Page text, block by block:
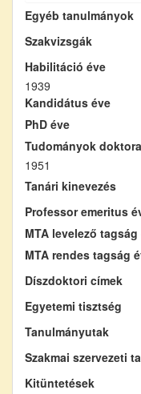
Egyéb tanulmányok
Szakvizsgák
Habilitáció éve
1939
Kandidátus éve
PhD éve
Tudományok
1951
Tanári kinevezés
Professor emeritus
MTA levelező tagság
MTA rendes tagság
Díszdoktori címek
Egyetemi tisztség
Tanulmányutak
Szakmai szervezeti
Kitüntetések